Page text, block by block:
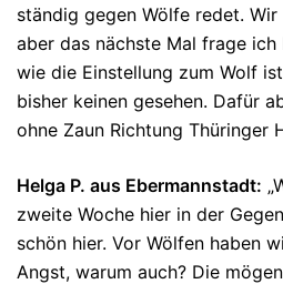
ständig gegen Wölfe redet.
aber das nächste Mal frage ich
wie die Einstellung zum Wolf
bisher keinen gesehen. Dafür
ohne Zaun Richtung Thüringer
Helga P. aus Ebermannstadt:
zweite Woche hier in der
schön hier. Vor Wölfen haben
Angst, warum auch? Die